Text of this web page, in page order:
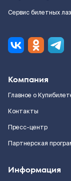
Сервис билетных
Компания
Главное о
Контакты
Пресс-центр
Партнерская
Информация